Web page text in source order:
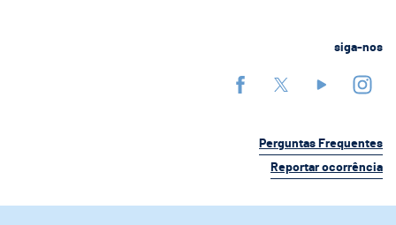
siga-nos
Perguntas Frequentes
Reportar ocorrência